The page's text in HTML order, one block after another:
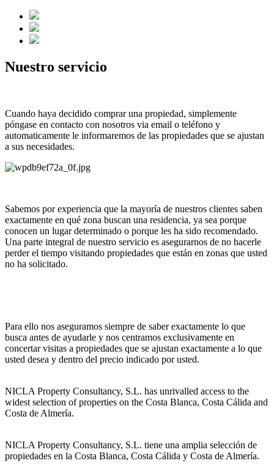
Nuestro servicio
Cuando haya decidido comprar una propiedad, simplemente
póngase en contacto con nosotros via email o teléfono y
automaticamente le informaremos de las propiedades que se ajustan
a sus necesidades.
Sabemos por experiencia que la mayoría de nuestros clientes saben
exactamente en qué zona buscan una residencia, ya sea porque
conocen un lugar determinado o porque les ha sido recomendado.
Una parte integral de nuestro servicio es asegurarnos de no hacerle
perder el tiempo visitando propiedades que están en zonas que usted
no ha solicitado.
Para ello nos aseguramos siempre de saber exactamente lo que
busca antes de ayudarle y nos centramos exclusivamente en
concertar visitas a propiedades que se ajustan exactamente a lo que
usted desea y dentro del precio indicado por usted.
NICLA Property Consultancy, S.L. has unrivalled access to the
widest selection of properties on the Costa Blanca, Costa Cálida and
Costa de Almería.
NICLA Property Consultancy, S.L. tiene una amplia selección de
propiedades en la Costa Blanca, Costa Cálida y Costa de Almería.